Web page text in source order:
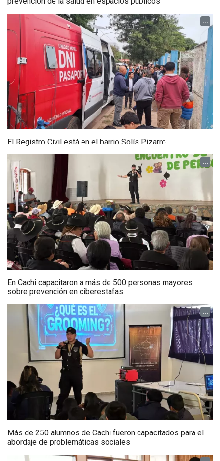
...
El Registro Civil está en el barrio Solís Pizarro
...
En Cachi capacitaron a más de 500 personas mayores
sobre prevención en ciberestafas
...
Más de 250 alumnos de Cachi fueron capacitados para el
abordaje de problemáticas sociales